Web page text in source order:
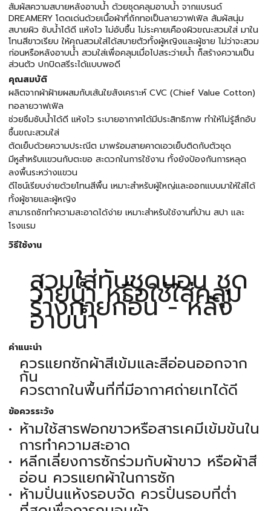
สัมผัสความสบายหลังอาบน้ำ ด้วยชุดคลุมอาบน้ำ จากแบรนด์
DREAMERY โดดเด่นด้วยเนื้อผ้าที่ถักทอเป็นลายวาฟเฟิล สัมผัสนุ่ม
สบายผิว ซับน้ำได้ดี แห้งไว ไม่อับชื้น ไม่ระคายเคืองผิวขณะสวมใส่ มาใน
โทนสีขาวเรียบ ให้คุณสวมใส่ได้สบายตัวทั้งผู้หญิงและผู้ชาย ไม่ว่าจะสวม
ก่อนหรือหลังอาบน้ำ สวมใส่เพื่อคลุมเมื่อไปสระว่ายน้ำ ก็สร้างความเป็น
ส่วนตัว ปกปิดสรีระได้แบบพอดี
คุณสมบัติ
ผลิตจากผ้าฝ้ายผสมกับเส้นใยสังเคราะห์ CVC (Chief Value Cotton)
ทอลายวาฟเฟิล
ช่วยซึมซับน้ำได้ดี แห้งไว ระบายอากาศได้มีประสิทธิภาพ ทำให้ไม่รู้สึกอับ
ชื้นขณะสวมใส่
ตัดเย็บด้วยความประณีต มาพร้อมสายคาดเอวเย็บติดกับตัวชุด
มีหูสำหรับแขวนกับตะขอ สะดวกในการใช้งาน ทั้งยังป้องกันการหลุด
ลงพื้นระหว่างแขวน
ดีไซน์เรียบง่ายด้วยโทนสีพื้น เหมาะสำหรับผู้ใหญ่และออกแบบมาให้ใส่ได้
ทั้งผู้ชายและผู้หญิง
สามารถซักทำความสะอาดได้ง่าย เหมาะสำหรับใช้งานที่บ้าน สปา และ
โรงแรม
วิธีใช้งาน
สวมใส่ทับชุดนอน ชุด
ว่ายน้ำ หรือใช้ใส่คลุม
ร่างกายก่อน - หลัง
อาบน้ำ
คำแนะนำ
ควรแยกซักผ้าสีเข้มและสีอ่อนออกจาก
กัน
ควรตากในพื้นที่ที่มีอากาศถ่ายเทได้ดี
ข้อควรระวัง
ห้ามใช้สารฟอกขาวหรือสารเคมีเข้มข้นใน
การทำความสะอาด
หลีกเลี่ยงการซักร่วมกับผ้าขาว หรือผ้าสี
อ่อน ควรแยกผ้าในการซัก
ห้ามปั่นแห้งรอบจัด ควรปั่นรอบที่ต่ำ